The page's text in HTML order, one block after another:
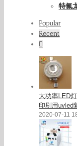
特氟
Popular
Recent
大功率LED
印刷用uvled
2020-07-11